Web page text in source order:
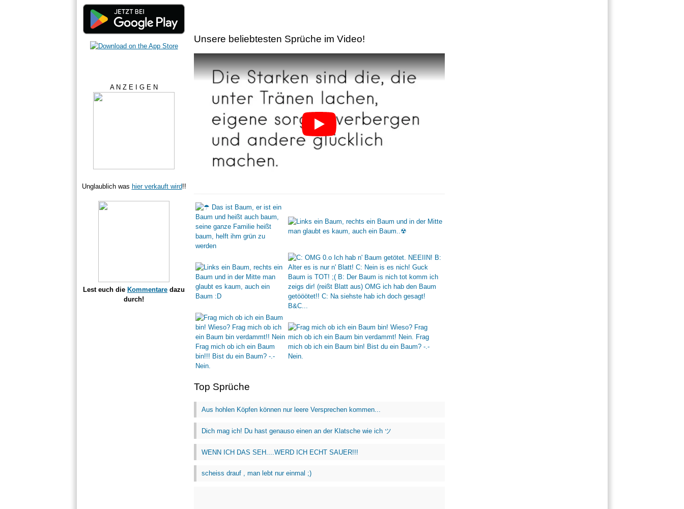
A N Z E I G E N
Unglaublich was hier verkauft wird!!
Lest euch die Kommentare dazu
durch!
Unsere beliebtesten Sprüche im Video!
Top Sprüche
Aus hohlen Köpfen können nur leere Versprechen kommen...
Dich mag ich! Du hast genauso einen an der Klatsche wie ich ツ
WENN ICH DAS SEH....WERD ICH ECHT SAUER!!!
scheiss drauf , man lebt nur einmal ;)